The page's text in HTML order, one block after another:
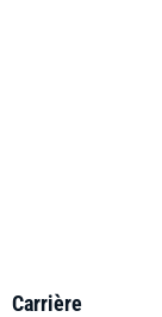
Carrière